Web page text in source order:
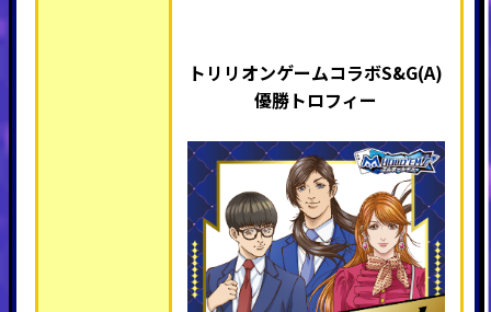
トリリオンゲームコラボS&G(A)
優勝トロフィー